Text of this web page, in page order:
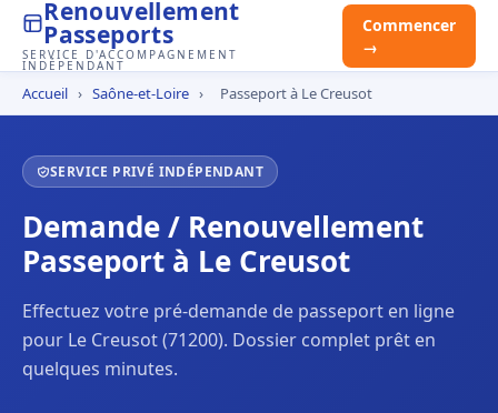
Renouvellement
Passeports
SERVICE D'ACCOMPAGNEMENT
INDÉPENDANT
Commencer
→
Accueil › Saône-et-Loire › Passeport à Le Creusot
SERVICE PRIVÉ INDÉPENDANT
Demande / Renouvellement
Passeport à Le Creusot
Effectuez votre pré-demande de passeport en ligne
pour Le Creusot (71200). Dossier complet prêt en
quelques minutes.